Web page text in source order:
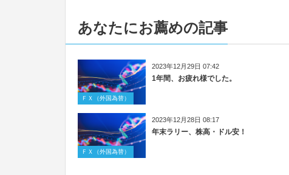
あなたにお薦めの記事
2023年12月29日 07:42
ＦＸ（外国為替）
1年間、お疲れ様でした。
2023年12月28日 08:17
ＦＸ（外国為替）
年末ラリー、株高・ドル安！